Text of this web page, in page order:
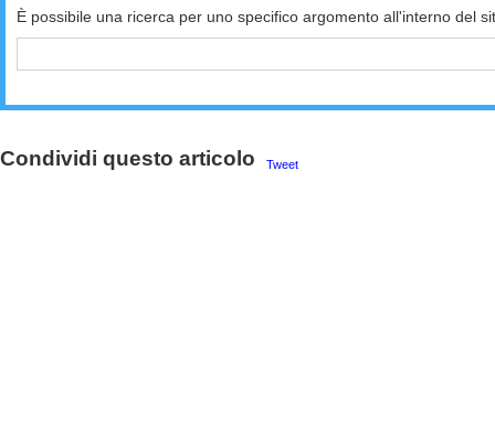
È possibile una ricerca per uno specifico argomento all'interno del
Condividi questo articolo Tweet